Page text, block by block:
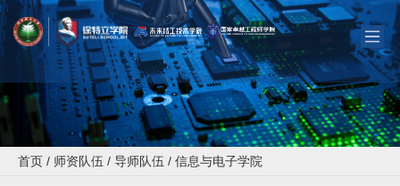
首页 / 师资队伍 / 导师队伍 / 信息与电子学院